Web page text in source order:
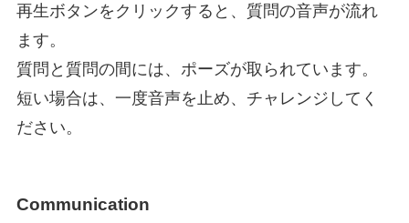
再生ボタンをクリックすると、質問の音声が流れ
ます。
質問と質問の間には、ポーズが取られています。
短い場合は、一度音声を止め、チャレンジしてく
ださい。
Communication